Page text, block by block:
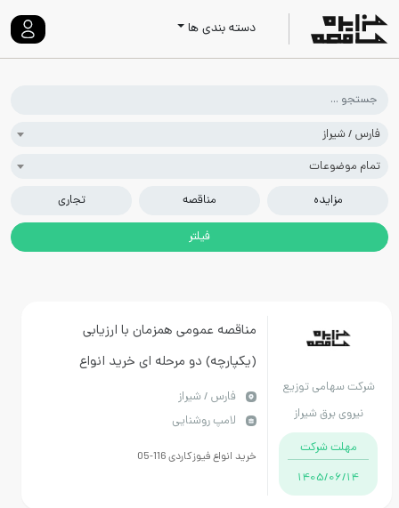
دسته بندی ها
توزیع
برق شیراز
شرکت
1405/
مناقصه عمومی همزمان با ارزیابی
(یکپارچه) دو مرحله ای خرید انواع
فیوزکاردی116-05
فارس / شیراز
لامپ روشنایی
خرید انواع فیوزکاردی 116-05